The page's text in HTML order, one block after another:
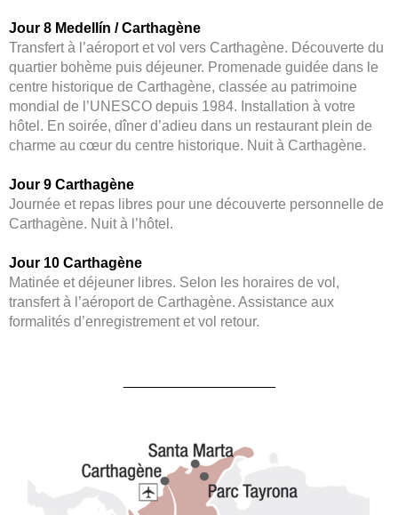
Jour 8 Medellín / Carthagène
Transfert à l’aéroport et vol vers Carthagène. Découverte du
quartier bohème puis déjeuner. Promenade guidée dans le
centre historique de Carthagène, classée au patrimoine
mondial de l’UNESCO depuis 1984. Installation à votre
hôtel. En soirée, dîner d’adieu dans un restaurant plein de
charme au cœur du centre historique. Nuit à Carthagène.
Jour 9 Carthagène
Journée et repas libres pour une découverte personnelle de
Carthagène. Nuit à l’hôtel.
Jour 10 Carthagène
Matinée et déjeuner libres. Selon les horaires de vol,
transfert à l’aéroport de Carthagène. Assistance aux
formalités d’enregistrement et vol retour.